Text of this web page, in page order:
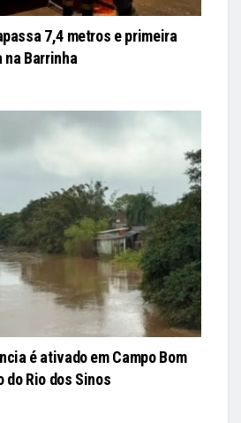
7,4 metros e primeira
Barrinha
é ativado em Campo Bom
do Rio dos Sinos